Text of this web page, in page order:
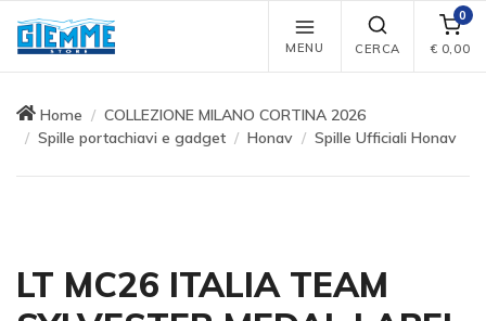
MENU CERCA
0
€ 0,00
Home
COLLEZIONE MILANO CORTINA 2026
Spille portachiavi e gadget
Honav Spille Ufficiali Honav
LT MC26 ITALIA TEAM